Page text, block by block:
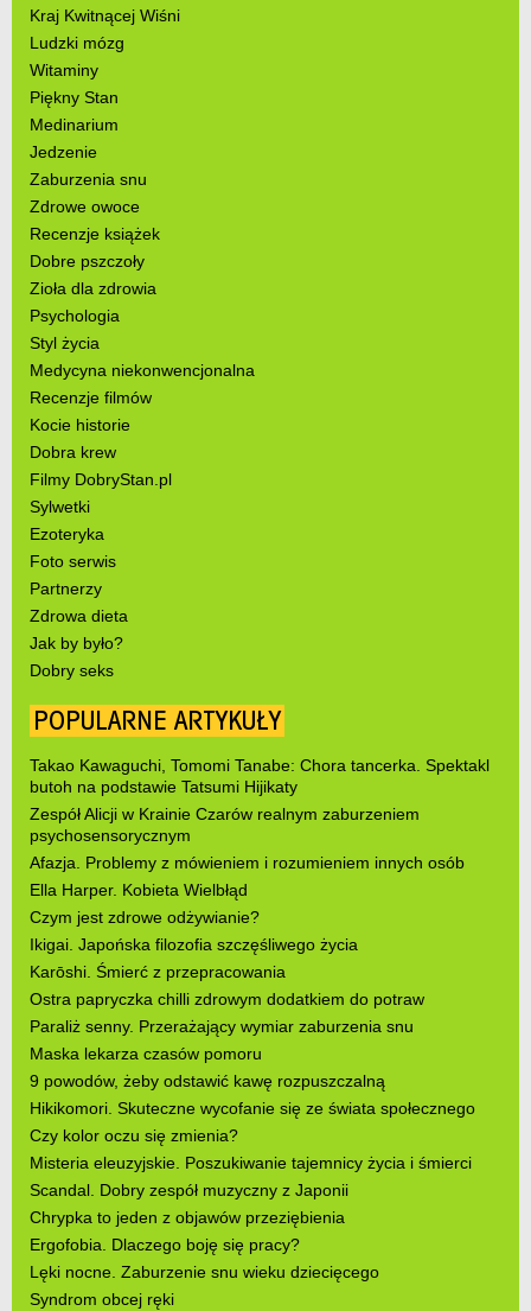
Kraj Kwitnącej Wiśni
Ludzki mózg
Witaminy
Piękny Stan
Medinarium
Jedzenie
Zaburzenia snu
Zdrowe owoce
Recenzje książek
Dobre pszczoły
Zioła dla zdrowia
Psychologia
Styl życia
Medycyna niekonwencjonalna
Recenzje filmów
Kocie historie
Dobra krew
Filmy DobryStan.pl
Sylwetki
Ezoteryka
Foto serwis
Partnerzy
Zdrowa dieta
Jak by było?
Dobry seks
POPULARNE ARTYKUŁY
Takao Kawaguchi, Tomomi Tanabe: Chora tancerka. Spektakl
butoh na podstawie Tatsumi Hijikaty
Zespół Alicji w Krainie Czarów realnym zaburzeniem
psychosensorycznym
Afazja. Problemy z mówieniem i rozumieniem innych osób
Ella Harper. Kobieta Wielbłąd
Czym jest zdrowe odżywianie?
Ikigai. Japońska filozofia szczęśliwego życia
Karōshi. Śmierć z przepracowania
Ostra papryczka chilli zdrowym dodatkiem do potraw
Paraliż senny. Przerażający wymiar zaburzenia snu
Maska lekarza czasów pomoru
9 powodów, żeby odstawić kawę rozpuszczalną
Hikikomori. Skuteczne wycofanie się ze świata społecznego
Czy kolor oczu się zmienia?
Misteria eleuzyjskie. Poszukiwanie tajemnicy życia i śmierci
Scandal. Dobry zespół muzyczny z Japonii
Chrypka to jeden z objawów przeziębienia
Ergofobia. Dlaczego boję się pracy?
Lęki nocne. Zaburzenie snu wieku dziecięcego
Syndrom obcej ręki